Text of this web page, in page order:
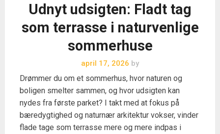
Udnyt udsigten: Fladt tag
som terrasse i naturvenlige
sommerhuse
april 17, 2026 by
Drømmer du om et sommerhus, hvor naturen og
boligen smelter sammen, og hvor udsigten kan
nydes fra første parket? I takt med at fokus på
bæredygtighed og naturnær arkitektur vokser, vinder
flade tage som terrasse mere og mere indpas i